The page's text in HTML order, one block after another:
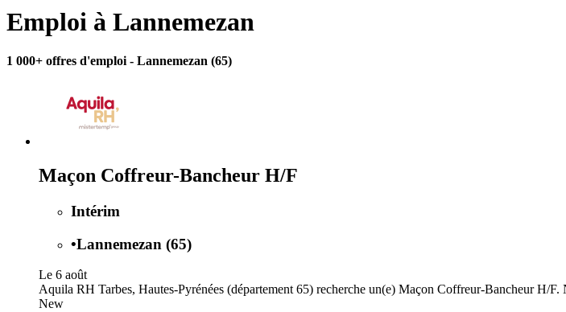
Emploi à Lannemezan
1 000+ offres d'emploi - Lannemezan (65)
Maçon Coffreur-Bancheur H/F
Intérim
•Lannemezan (65)
Le 6 août
Aquila RH Tarbes, Hautes-Pyrénées (département 65) recherche un(e) Maçon Coffreur-Bancheur H/F.
New